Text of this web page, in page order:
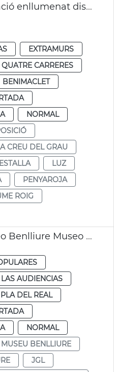
JGL Projecte renovació enllumenat districtes València
EXTRAMURS
QUATRE CARRERES
BENIMACLET
NORMAL
CREU DEL GRAU
LUZ
PENYAROJA
ROIG
Subvenciones Museo Benlliure Museo Ciencias Naturales València
AUDIENCIAS
DEL REAL
NORMAL
BENLLIURE
JGL